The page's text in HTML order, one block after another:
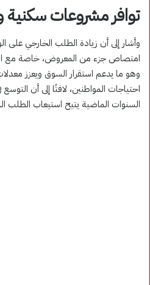
توافر مشروعات سكنية
وأشار إلى أن زيادة الطلب الخارجي على
امتصاص جزء من المعروض، خاصة مع
وهو ما يدعم استقرار السوق ويعزز معدلات
احتياجات المواطنين، لافتًا إلى أن
السنوات الماضية يتيح استيعاب الطلب